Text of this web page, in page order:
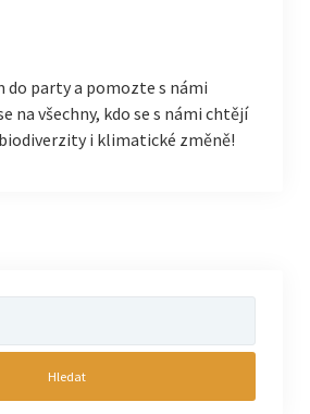
do party a pomozte s námi
na všechny, kdo se s námi chtějí
i klimatické změně!